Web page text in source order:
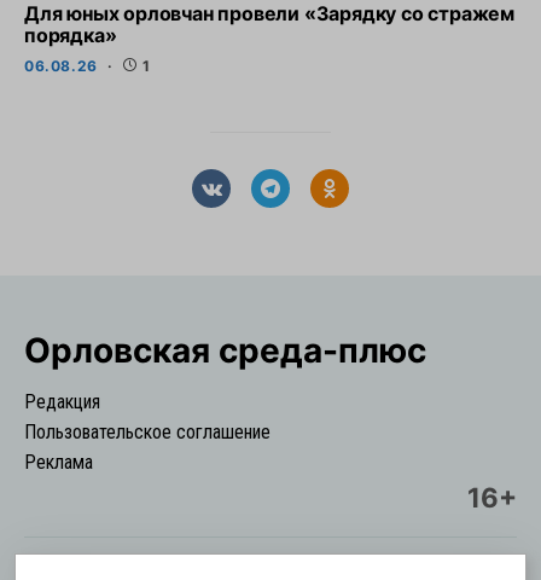
Для юных орловчан провели «Зарядку со стражем
порядка»
06.08.26 1
Орловская cреда-плюс
Редакция
Пользовательское соглашение
Реклама
16+